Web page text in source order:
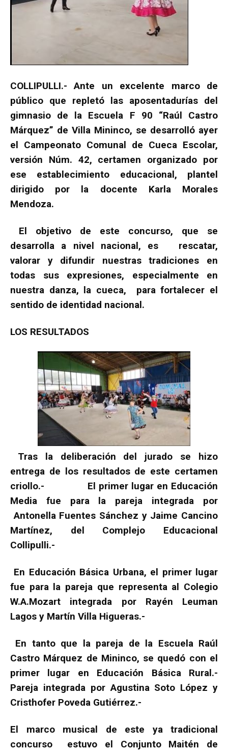
COLLIPULLI.- Ante un excelente marco de
público que repletó las aposentadurías del
gimnasio de la Escuela F 90 “Raúl Castro
Márquez” de Villa Mininco, se desarrolló ayer
el Campeonato Comunal de Cueca Escolar,
versión Núm. 42, certamen organizado por
ese establecimiento educacional, plantel
dirigido por la docente Karla Morales
Mendoza.
El objetivo de este concurso, que se
desarrolla a nivel nacional, es rescatar,
valorar y difundir nuestras tradiciones en
todas sus expresiones, especialmente en
nuestra danza, la cueca, para fortalecer el
sentido de identidad nacional.
LOS RESULTADOS
Tras la deliberación del jurado se hizo
entrega de los resultados de este certamen
criollo.- El primer lugar en Educación
Media fue para la pareja integrada por
Antonella Fuentes Sánchez y Jaime Cancino
Martínez, del Complejo Educacional
Collipulli.-
En Educación Básica Urbana, el primer lugar
fue para la pareja que representa al Colegio
W.A.Mozart integrada por Rayén Leuman
Lagos y Martín Villa Higueras.-
En tanto que la pareja de la Escuela Raúl
Castro Márquez de Mininco, se quedó con el
primer lugar en Educación Básica Rural.-
Pareja integrada por Agustina Soto López y
Cristhofer Poveda Gutiérrez.-
El marco musical de este ya tradicional
concurso estuvo el Conjunto Maitén de